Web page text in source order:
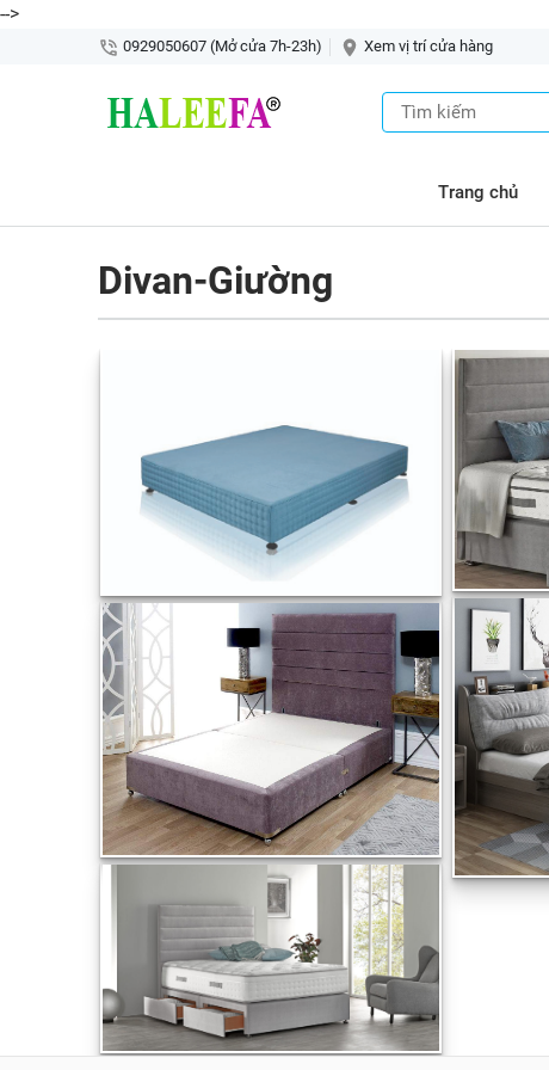
-->
0929050607 (Mở cửa 7h-23h) Xem vị trí cửa hàng
Trang chủ
Divan-Giường